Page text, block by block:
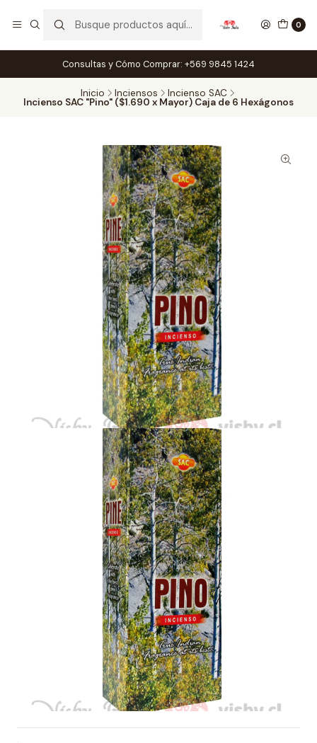
0
Consultas y Cómo Comprar: +569 9845 1424
Inicio Inciensos Incienso SAC
Incienso SAC "Pino" ($1.690 x Mayor) Caja de 6 Hexágonos